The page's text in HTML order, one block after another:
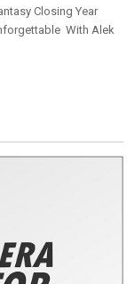
Closing Year
With Alek